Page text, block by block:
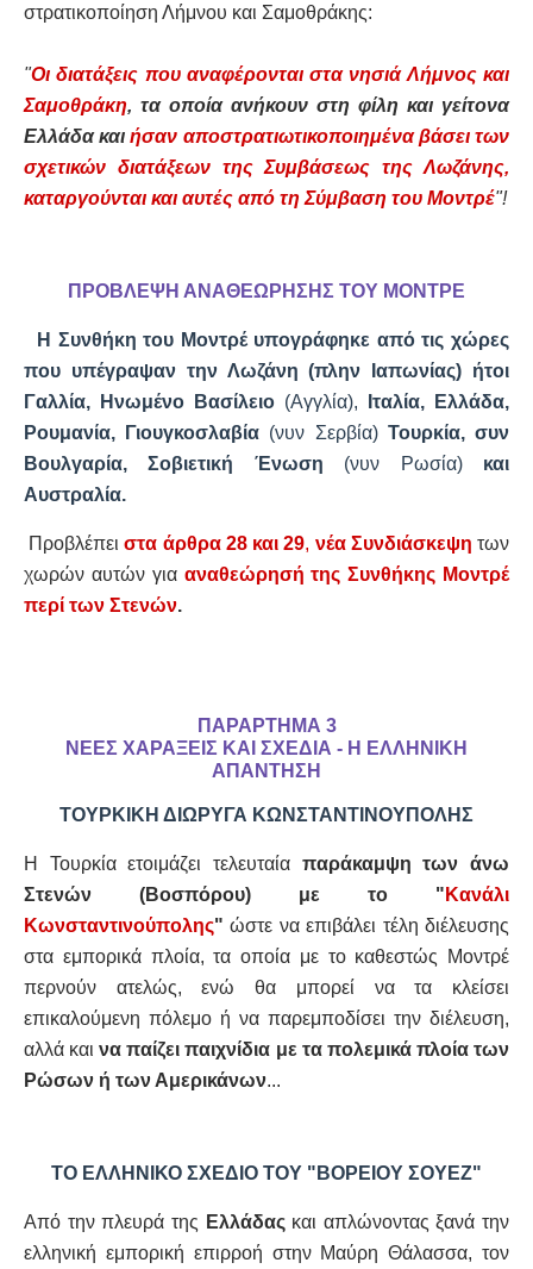
στρατικοποίηση Λήμνου και Σαμοθράκης:
"Οι διατάξεις που αναφέρονται στα νησιά Λήμνος και
Σαμοθράκη, τα οποία ανήκουν στη φίλη και γείτονα
Ελλάδα καιήσαν αποστρατιωτικοποιημένα βάσει των
σχετικών διατάξεων της Συμβάσεως της Λωζάνης,
καταργούνται και αυτές από τη Σύμβαση του Μοντρέ"!
ΠΡΟΒΛΕΨΗ ΑΝΑΘΕΩΡΗΣΗΣ ΤΟΥ ΜΟΝΤΡΕ
Η Συνθήκη του Μοντρέ υπογράφηκε από τις χώρες
που υπέγραψαν την Λωζάνη (πλην Ιαπωνίας) ήτοι
Γαλλία, Ηνωμένο Βασίλειο (Αγγλία), Ιταλία, Ελλάδα,
Ρουμανία, Γιουγκοσλαβία (νυν Σερβία)Τουρκία, συν
Βουλγαρία, Σοβιετική Ένωση (νυν Ρωσία)και
Αυστραλία.
Προβλέπειστα άρθρα 28 και 29, νέα Συνδιάσκεψη των
χωρών αυτών γιααναθεώρησή της Συνθήκης Μοντρέ
περί των Στενών.
ΠΑΡΑΡΤΗΜΑ 3
ΝΕΕΣ ΧΑΡΑΞΕΙΣ ΚΑΙ ΣΧΕΔΙΑ - Η ΕΛΛΗΝΙΚΗ
ΑΠΑΝΤΗΣΗ
ΤΟΥΡΚΙΚΗ ΔΙΩΡΥΓΑ ΚΩΝΣΤΑΝΤΙΝΟΥΠΟΛΗΣ
Η Τουρκία ετοιμάζει τελευταία παράκαμψη των άνω
Στενών (Βοσπόρου) με το " Κανάλι
Κωνσταντινούπολης" ώστε να επιβάλει τέλη διέλευσης
στα εμπορικά πλοία, τα οποία με το καθεστώς Μοντρέ
περνούν ατελώς, ενώ θα μπορεί να τα κλείσει
επικαλούμενη πόλεμο ή να παρεμποδίσει την διέλευση,
αλλά καινα παίζει παιχνίδια με τα πολεμικά πλοία των
Ρώσων ή των Αμερικάνων...
ΤΟ ΕΛΛΗΝΙΚΟ ΣΧΕΔΙΟ ΤΟΥ "ΒΟΡΕΙΟΥ ΣΟΥΕΖ"
Από την πλευρά της Ελλάδαςκαι απλώνοντας ξανά την
ελληνική εμπορική επιρροή στην Μαύρη Θάλασσα, τον